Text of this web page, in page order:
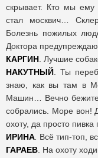
скрывает. Кто мы
стал москвич…
Болезнь пожилых
Доктора
КАРГИН . Лучшие
НАКУТНЫЙ . Ты
знаю, как вы там в
Машин… Вечно
собрались. Море вон!
охоту, да просто пивка
ИРИНА Всё тип-топ,
ГАРАЕВ . На охоту